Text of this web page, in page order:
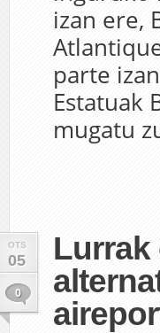
izan ere,
parte
Estatuak
mugatu
OTS
05
0
Lurrak